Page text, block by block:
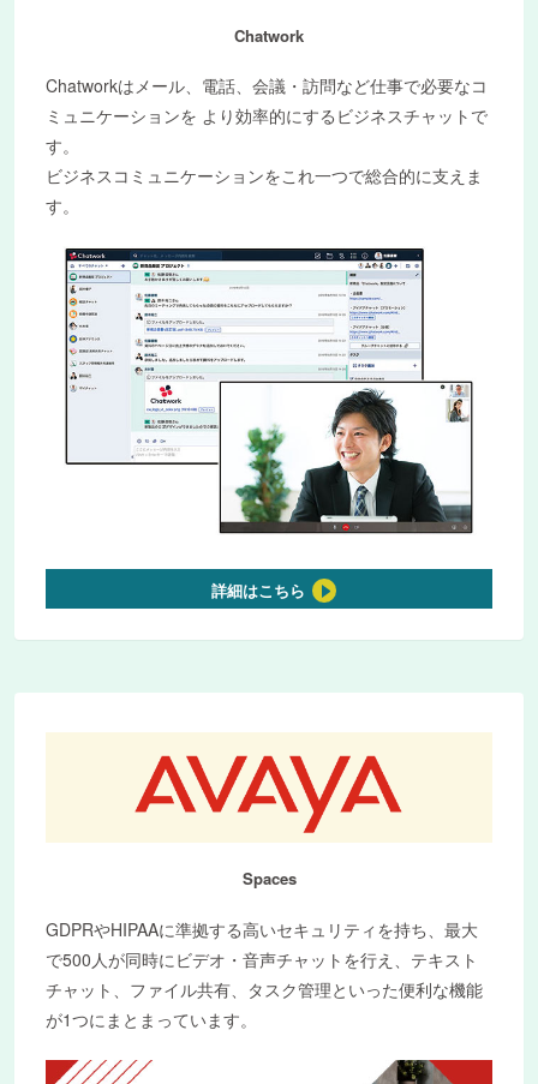
Chatwork
Chatworkはメール、電話、会議・訪問など仕事で必要なコ
ミュニケーションを より効率的にするビジネスチャットで
す。
ビジネスコミュニケーションをこれ一つで総合的に支えま
す。
詳細はこちら
Spaces
GDPRやHIPAAに準拠する高いセキュリティを持ち、最大
で500人が同時にビデオ・音声チャットを行え、テキスト
チャット、ファイル共有、タスク管理といった便利な機能
が1つにまとまっています。